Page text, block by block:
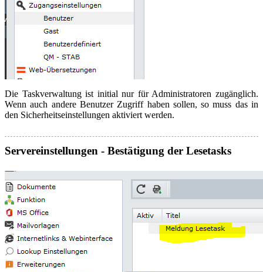
Die Taskverwaltung ist initial nur für Administratoren zugänglich.
Wenn auch andere Benutzer Zugriff haben sollen, so muss das in
den Sicherheitseinstellungen aktiviert werden.
Servereinstellungen - Bestätigung der Lesetasks